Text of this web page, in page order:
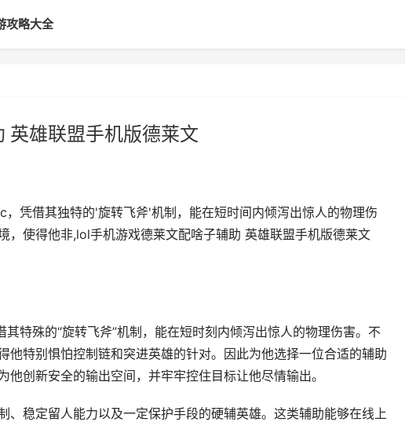
攻略大全
英雄联盟手机版德莱文
凭借其独特的'旋转飞斧'机制，能在短时间内倾泻出惊人的物理伤
，使得他非,lol手机游戏德莱文配啥子辅助 英雄联盟手机版德莱文
特殊的“旋转飞斧”机制，能在短时刻内倾泻出惊人的物理伤害。不
他特别惧怕控制链和突进英雄的针对。因此为他选择一位合适的辅助
创新安全的输出空间，并牢牢控住目标让他尽情输出。
、稳定留人能力以及一定保护手段的硬辅英雄。这类辅助能够在线上